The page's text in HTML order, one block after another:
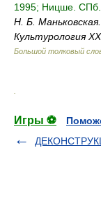
1995; Ницше.
Н. Б. Маньковская.
Культурология
Большой толковый
Игры ⚽